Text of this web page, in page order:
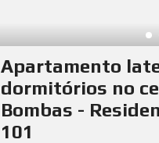
Apartamento
dormitórios no
Bombas -
101